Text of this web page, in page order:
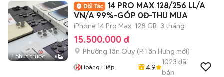
1 phút trước 6
14 PRO MAX 128/256 LL/A
VN/A 99%-GÓP 0Đ-THU MUA
iPhone 14 Pro Max 128 GB 3 tháng
15.500.000 đ
Phường Tân Quy (P. Tân Hưng mới)
Hoàng Hiệp
4.9
1023 đã
bán